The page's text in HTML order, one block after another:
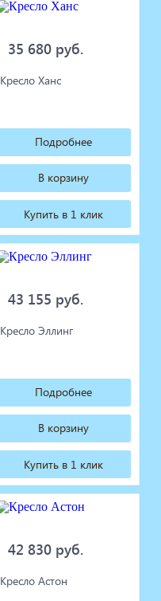
35 680 руб.
Кресло Ханс
Подробнее
В корзину
Купить в 1 клик
43 155 руб.
Кресло Эллинг
Подробнее
В корзину
Купить в 1 клик
42 830 руб.
Кресло Астон